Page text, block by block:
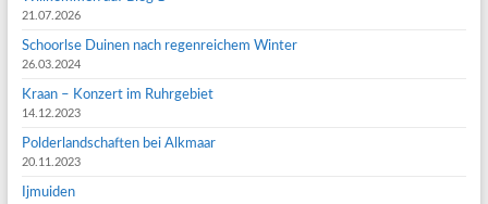
21.07.2026
Schoorlse Duinen nach regenreichem Winter
26.03.2024
Kraan – Konzert im Ruhrgebiet
14.12.2023
Polderlandschaften bei Alkmaar
20.11.2023
Ijmuiden